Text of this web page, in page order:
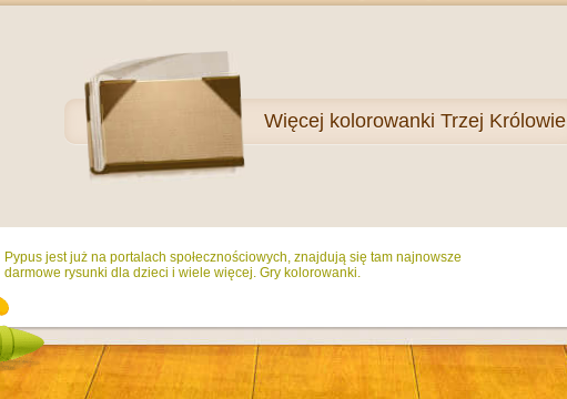
Więcej kolorowanki Trzej Królowie
Pypus jest już na portalach społecznościowych, znajdują się tam najnowsze
darmowe rysunki dla dzieci i wiele więcej. Gry kolorowanki.